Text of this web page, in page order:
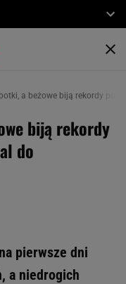
a beżowe biją rekordy
biją rekordy
do
pierwsze dni
a niedrogich